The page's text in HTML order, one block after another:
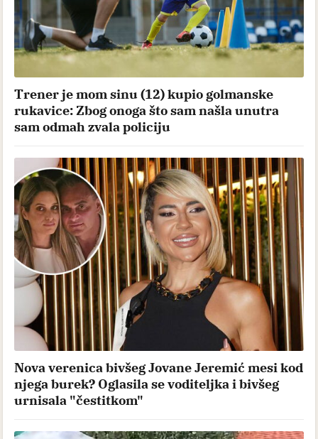
Trener je mom sinu (12) kupio golmanske
rukavice: Zbog onoga što sam našla unutra
sam odmah zvala policiju
Nova verenica bivšeg Jovane Jeremić mesi kod
njega burek? Oglasila se voditeljka i bivšeg
urnisala "čestitkom"